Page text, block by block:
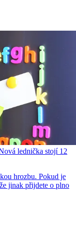
lednička stojí 12
hrozbu. Pokud je
jinak přijdete o plno